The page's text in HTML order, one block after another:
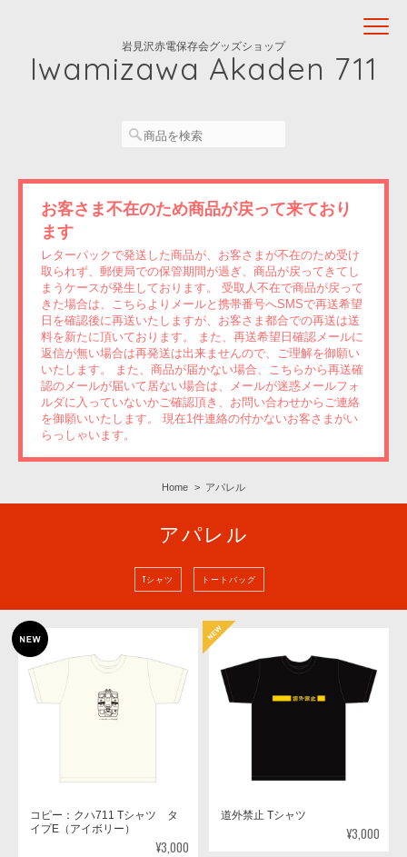
岩見沢赤電保存会グッズショップ
Iwamizawa Akaden 711
お客さま不在のため商品が戻って来ており
ます
レターパックで発送した商品が、お客さまが不在のため受け
取られず、郵便局での保管期間が過ぎ、商品が戻ってきてし
まうケースが発生しております。 受取人不在で商品が戻って
きた場合は、こちらよりメールと携帯番号へSMSで再送希望
日を確認後に再送いたしますが、お客さま都合での再送は送
料を新たに頂いております。 また、再送希望日確認メールに
返信が無い場合は再発送は出来ませんので、ご理解を御願い
いたします。 また、商品が届かない場合、こちらから再送確
認のメールが届いて居ない場合は、メールが迷惑メールフォ
ルダに入っていないかご確認頂き、お問い合わせからご連絡
を御願いいたします。 現在1件連絡の付かないお客さまがい
らっしゃいます。
Home アパレル
アパレル
Tシャツ トートバッグ
コピー：クハ711 Tシャツ タ
イプE（アイボリー）
¥3,000
道外禁止 Tシャツ
¥3,000